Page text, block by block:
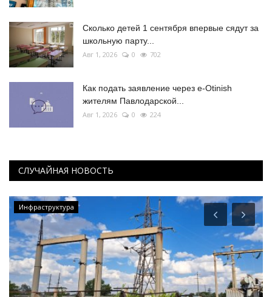
Сколько детей 1 сентября впервые сядут за
школьную парту...
Авг 1, 2026 0 702
Как подать заявление через e-Otinish
жителям Павлодарской...
Авг 1, 2026 0 224
СЛУЧАЙНАЯ НОВОСТЬ
Инфраструктура